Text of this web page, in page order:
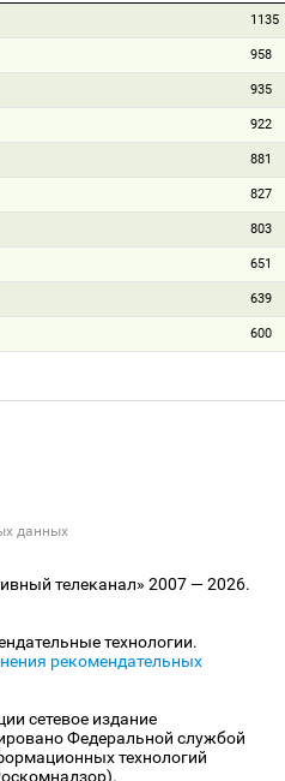
1135
958
935
922
881
827
803
651
639
600
данных
телеканал» 2007 — 2026.
технологии.
рекомендательных
сетевое издание
Федеральной службой
технологий